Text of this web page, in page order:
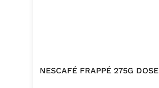
NESCAFÉ FRAPPÉ 275G DOSE